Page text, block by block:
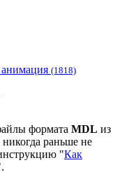
(1818)
формата MDL из
раньше не
"Как